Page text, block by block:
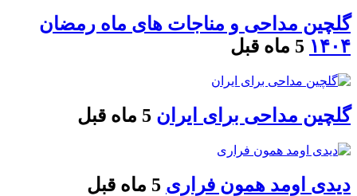
گلچین مداحی و مناجات های ماه رمضان
۱۴۰۴ 5 ماه قبل
گلچین مداحی برای ایران 5 ماه قبل
دیدی اومد همون فراری 5 ماه قبل